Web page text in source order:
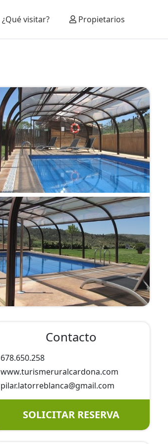
¿Qué visitar? Propietarios
Contacto
678.650.258
www.turismeruralcardona.com
pilar.latorreblanca@gmail.com
SOLICITAR RESERVA